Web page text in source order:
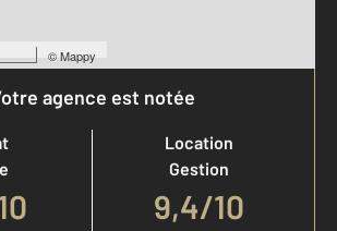
©Mappy
agence est notée
Location
Gestion
9,4/10